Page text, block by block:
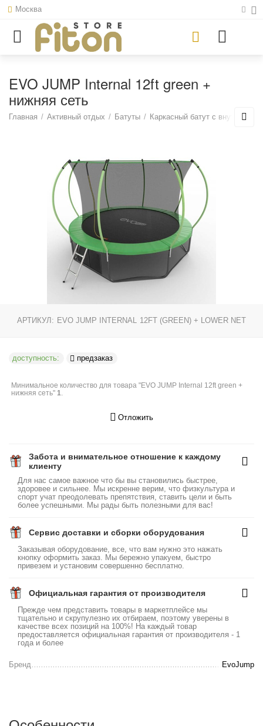
Москва
EVO JUMP Internal 12ft green +
нижняя сеть
Главная / Активный отдых / Батуты / Каркасный батут с внутренней
АРТИКУЛ: EVO JUMP INTERNAL 12FT (GREEN) + LOWER NET
доступность: предзаказ
Минимальное количество для товара "EVO JUMP Internal 12ft green +
нижняя сеть"1.
Отложить
Забота и внимательное отношение к каждому
клиенту
Для нас самое важное что бы вы становились быстрее,
здоровее и сильнее. Мы искренне верим, что физкультура и
спорт учат преодолевать препятствия, ставить цели и быть
более успешными. Мы рады быть полезными для вас!
Сервис доставки и сборки оборудования
Заказывая оборудование, все, что вам нужно это нажать
кнопку оформить заказ. Мы бережно упакуем, быстро
привезем и установим совершенно бесплатно.
Официальная гарантия от производителя
Прежде чем представить товары в маркетплейсе мы
тщательно и скрупулезно их отбираем, поэтому уверены в
качестве всех позиций на 100%! На каждый товар
предоставляется официальная гарантия от производителя - 1
года и более
Бренд EvoJump